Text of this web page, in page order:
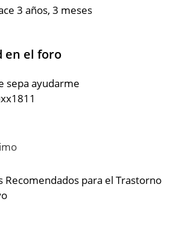
3 años, 3 meses
en el foro
sepa ayudarme
Recomendados para el Trastorno